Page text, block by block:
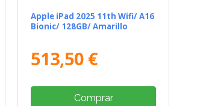
Apple iPad 2025 11th Wifi/ A16
Bionic/ 128GB/ Amarillo
513,50 €
Comprar